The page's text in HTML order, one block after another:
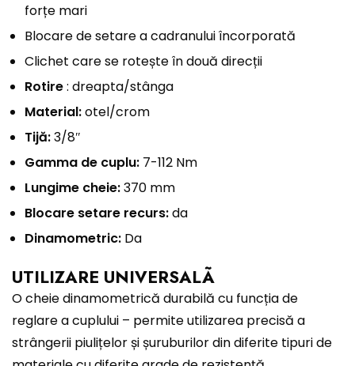
forțe mari
Blocare de setare a cadranului încorporată
Clichet care se rotește în două direcții
Rotire: dreapta/stânga
Material:otel/crom
Tijă:3/8″
Gamma de cuplu: 7-112 Nm
Lungime cheie:370 mm
Blocare setare recurs:da
Dinamometric: Da
UTILIZARE UNIVERSALÃ
O cheie dinamometrică durabilă cu funcția de
reglare a cuplului – permite utilizarea precisă a
strângerii piulițelor și șuruburilor din diferite tipuri de